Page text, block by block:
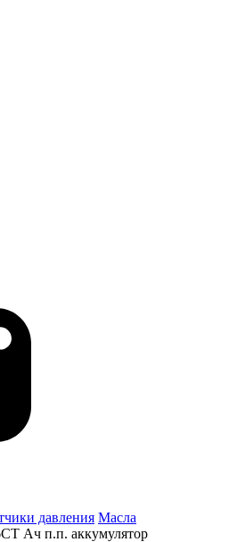
давления Масла
Ач п.п. аккумулятор